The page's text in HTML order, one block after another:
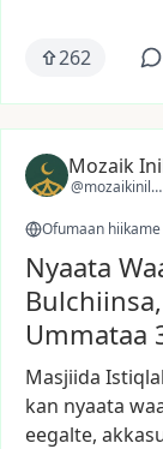
262
Mozaik
Ofumaan hiikame
Nyaata
Ummataa
Masjiida Istiqlal
kan nyaata
eegalte,